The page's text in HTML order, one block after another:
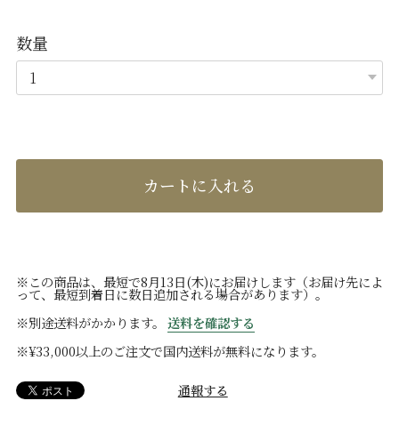
数量
カートに入れる
※この商品は、最短で8月13日(木)にお届けします（お届け先によ
って、最短到着日に数日追加される場合があります）。
※別途送料がかかります。 送料を確認する
※¥33,000以上のご注文で国内送料が無料になります。
通報する